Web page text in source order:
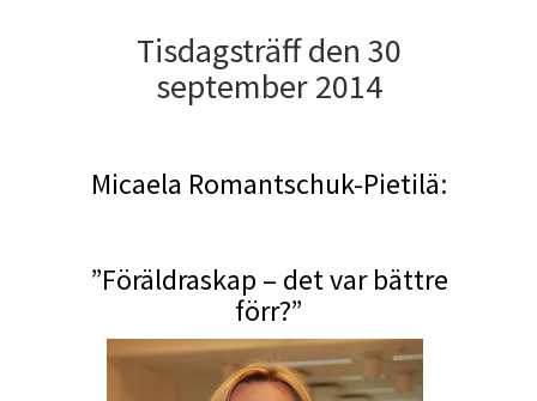
Tisdagsträff den 30
september 2014
Micaela Romantschuk-Pietilä:
”Föräldraskap – det var bättre
förr?”